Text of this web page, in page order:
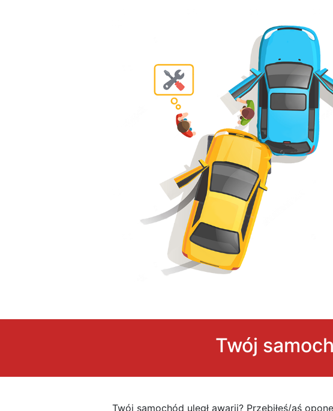
Twój
Twój samochód uległ awarii? Przebiłeś/aś